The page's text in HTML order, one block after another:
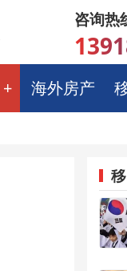
咨询热
海外房产